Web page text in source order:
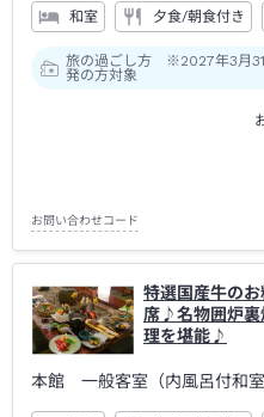
和室 夕食/朝食付き
旅の過ごし方 ※2027年3月31
発の方対象
お問い合わせコード
特選国産牛の
席♪名物囲炉裏
理を堪能♪
本館 一般客室（内風呂付和